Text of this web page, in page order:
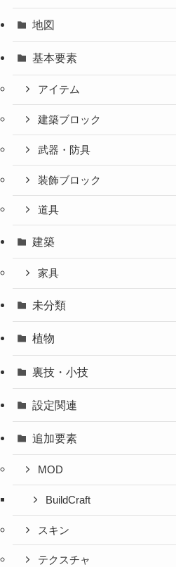
地図
基本要素
アイテム
建築ブロック
武器・防具
装飾ブロック
道具
建築
家具
未分類
植物
裏技・小技
設定関連
追加要素
MOD
BuildCraft
スキン
テクスチャ